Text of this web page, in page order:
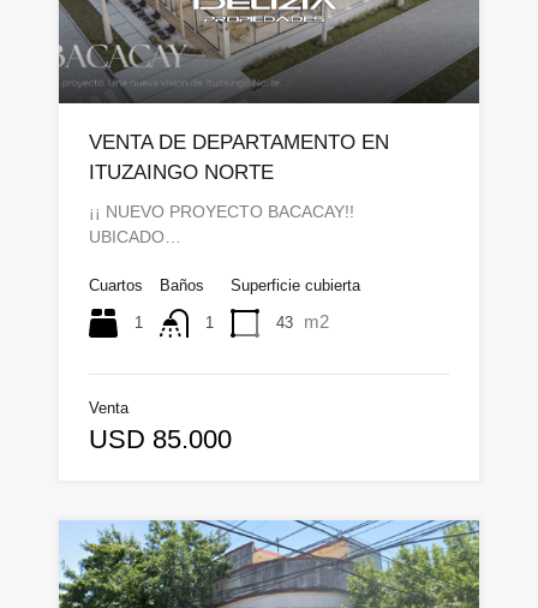
VENTA DE DEPARTAMENTO EN
ITUZAINGO NORTE
¡¡ NUEVO PROYECTO BACACAY!!
UBICADO…
Cuartos
1
Baños
1
Superficie cubierta
43 m2
Venta
USD 85.000